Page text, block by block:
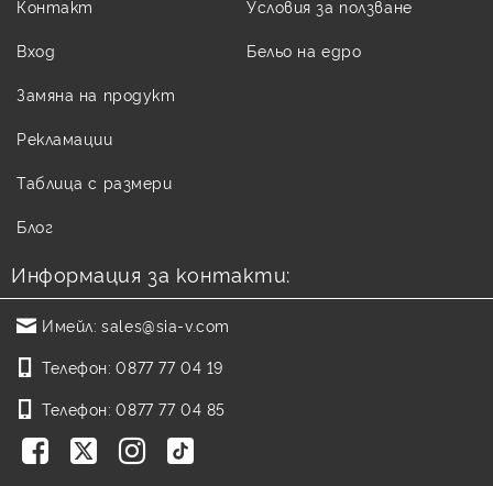
Контакт
Вход
Условия за ползване
Бельо на едро
Замяна на продукт
Рекламации
Таблица с размери
Блог
Информация за контакти:
Имейл: sales@sia-v.com
Телефон: 0877 77 04 19
Телефон: 0877 77 04 85